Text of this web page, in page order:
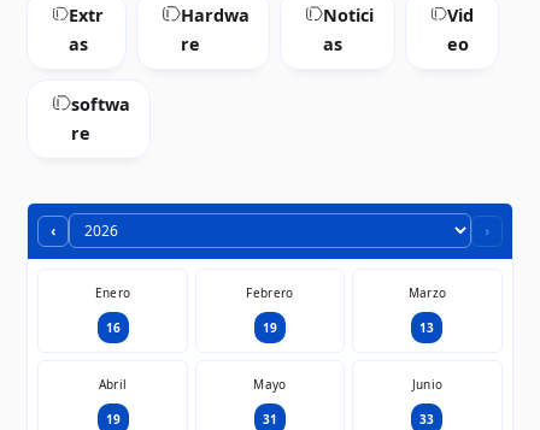
Extr
as
Hardwa
re
Notici
as
Vid
eo
softwa
re
‹ ›
Enero
16
Febrero
19
Marzo
13
Abril
19
Mayo
31
Junio
33